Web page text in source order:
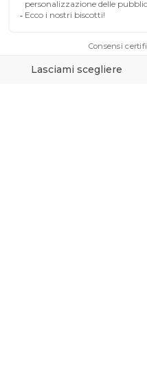
A PROPOSITO DI MILIBOO
AIUTO & CONTATTO